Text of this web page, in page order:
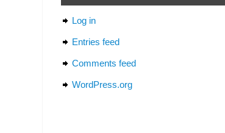
Log in
Entries feed
Comments feed
WordPress.org